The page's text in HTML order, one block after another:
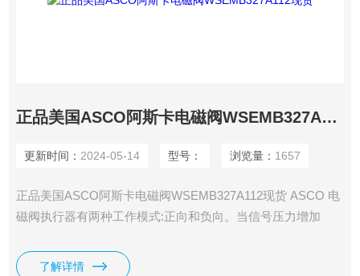
正品美国ASCO阿斯卡电磁阀WSEMB327A112现货
更新时间： 2024-05-14 型号： 浏览量： 1657
正品美国ASCO阿斯卡电磁阀WSEMB327A112现货 ASCO 电
磁阀执行器有两种工作模式:正向和负向。当信号压力增加
了解详情